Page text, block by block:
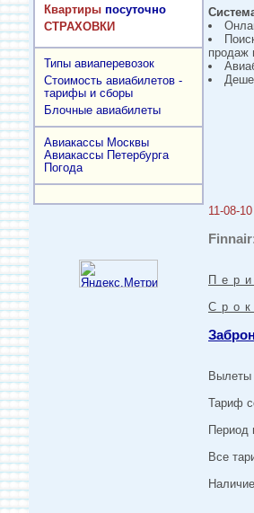
Квартиры посуточно
СТРАХОВКИ
Типы авиаперевозок
Стоимость авиабилетов -
тарифы и сборы
Блочные авиабилеты
Авиакассы Москвы
Авиакассы Петербурга
Погода
продаж
11-08-10
Вылеты
Тариф
Период
Все